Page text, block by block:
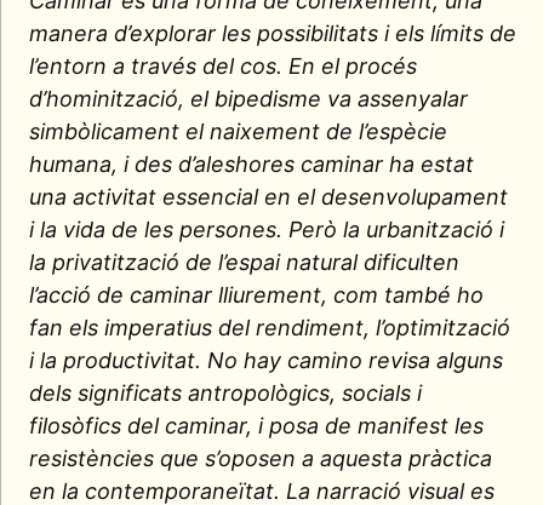
manera d’explorar les possibilitats i els límits de
l’entorn a través del cos. En el procés
d’hominització, el bipedisme va assenyalar
simbòlicament el naixement de l’espècie
humana, i des d’aleshores caminar ha estat
una activitat essencial en el desenvolupament
i la vida de les persones. Però la urbanització i
la privatització de l’espai natural dificulten
l’acció de caminar lliurement, com també ho
fan els imperatius del rendiment, l’optimització
i la productivitat. No hay camino revisa alguns
dels significats antropològics, socials i
filosòfics del caminar, i posa de manifest les
resistències que s’oposen a aquesta pràctica
en la contemporaneïtat. La narració visual es